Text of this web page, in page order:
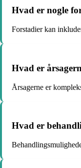
Hvad er nogle
Forstadier kan
Hvad er
Årsagerne er
Hvad er